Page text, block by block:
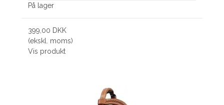
På lager
399,00 DKK
(ekskl. moms)
Vis produkt